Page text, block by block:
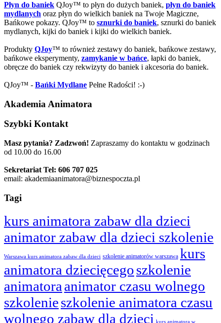
Płyn do baniek QJoy™ to płyn do dużych baniek, płyn do baniek
mydlanych oraz płyn do wielkich baniek na Twoje Magiczne,
Bańkowe pokazy. QJoy™ to sznurki do baniek, sznurki do baniek
mydlanych, kijki do baniek i kijki do wielkich baniek.
Produkty QJoy™ to również zestawy do baniek, bańkowe zestawy,
bańkowe eksperymenty, zamykanie w bańce, łapki do baniek,
obręcze do baniek czy rekwizyty do baniek i akcesoria do baniek.
QJoy™ - Bańki Mydlane Pełne Radości! :-)
Akademia Animatora
Szybki Kontakt
Masz pytania? Zadzwoń! Zapraszamy do kontaktu w godzinach
od 10.00 do 16.00
Sekretariat Tel: 606 707 025
email: akademiaanimatora@biznespoczta.pl
Tagi
kurs animatora zabaw dla dzieci
animator zabaw dla dzieci szkolenie
Warszawa kurs animatora zabaw dla dzieci szkolenie animatorów warszawa kurs
animatora dziecięcegoszkolenie
animatora animator czasu wolnego
szkolenieszkolenie animatora czasu
wolnego zabaw dla dzieci kurs animatora w